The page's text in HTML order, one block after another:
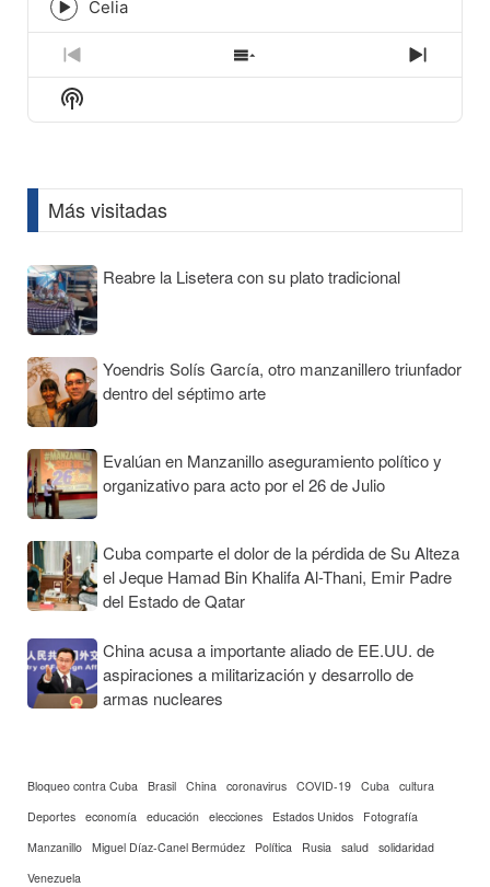
icon
Episode
play
icon
Celia
Previous
Episode
Show
Episodes
Next
Show
Podcast
Más visitadas
Reabre la Lisetera con su plato tradicional
Yoendris Solís García, otro manzanillero triunfador
dentro del séptimo arte
Evalúan en Manzanillo aseguramiento político y
organizativo para acto por el 26 de Julio
Cuba comparte el dolor de la pérdida de Su Alteza
el Jeque Hamad Bin Khalifa Al-Thani, Emir Padre
del Estado de Qatar
China acusa a importante aliado de EE.UU. de
aspiraciones a militarización y desarrollo de
armas nucleares
Bloqueo contra Cuba Brasil China coronavirus COVID-19 Cuba
cultura
Deportes economía educación elecciones Estados Unidos
Fotografía
Manzanillo Miguel Díaz-Canel Bermúdez Política Rusia salud solidaridad
Venezuela